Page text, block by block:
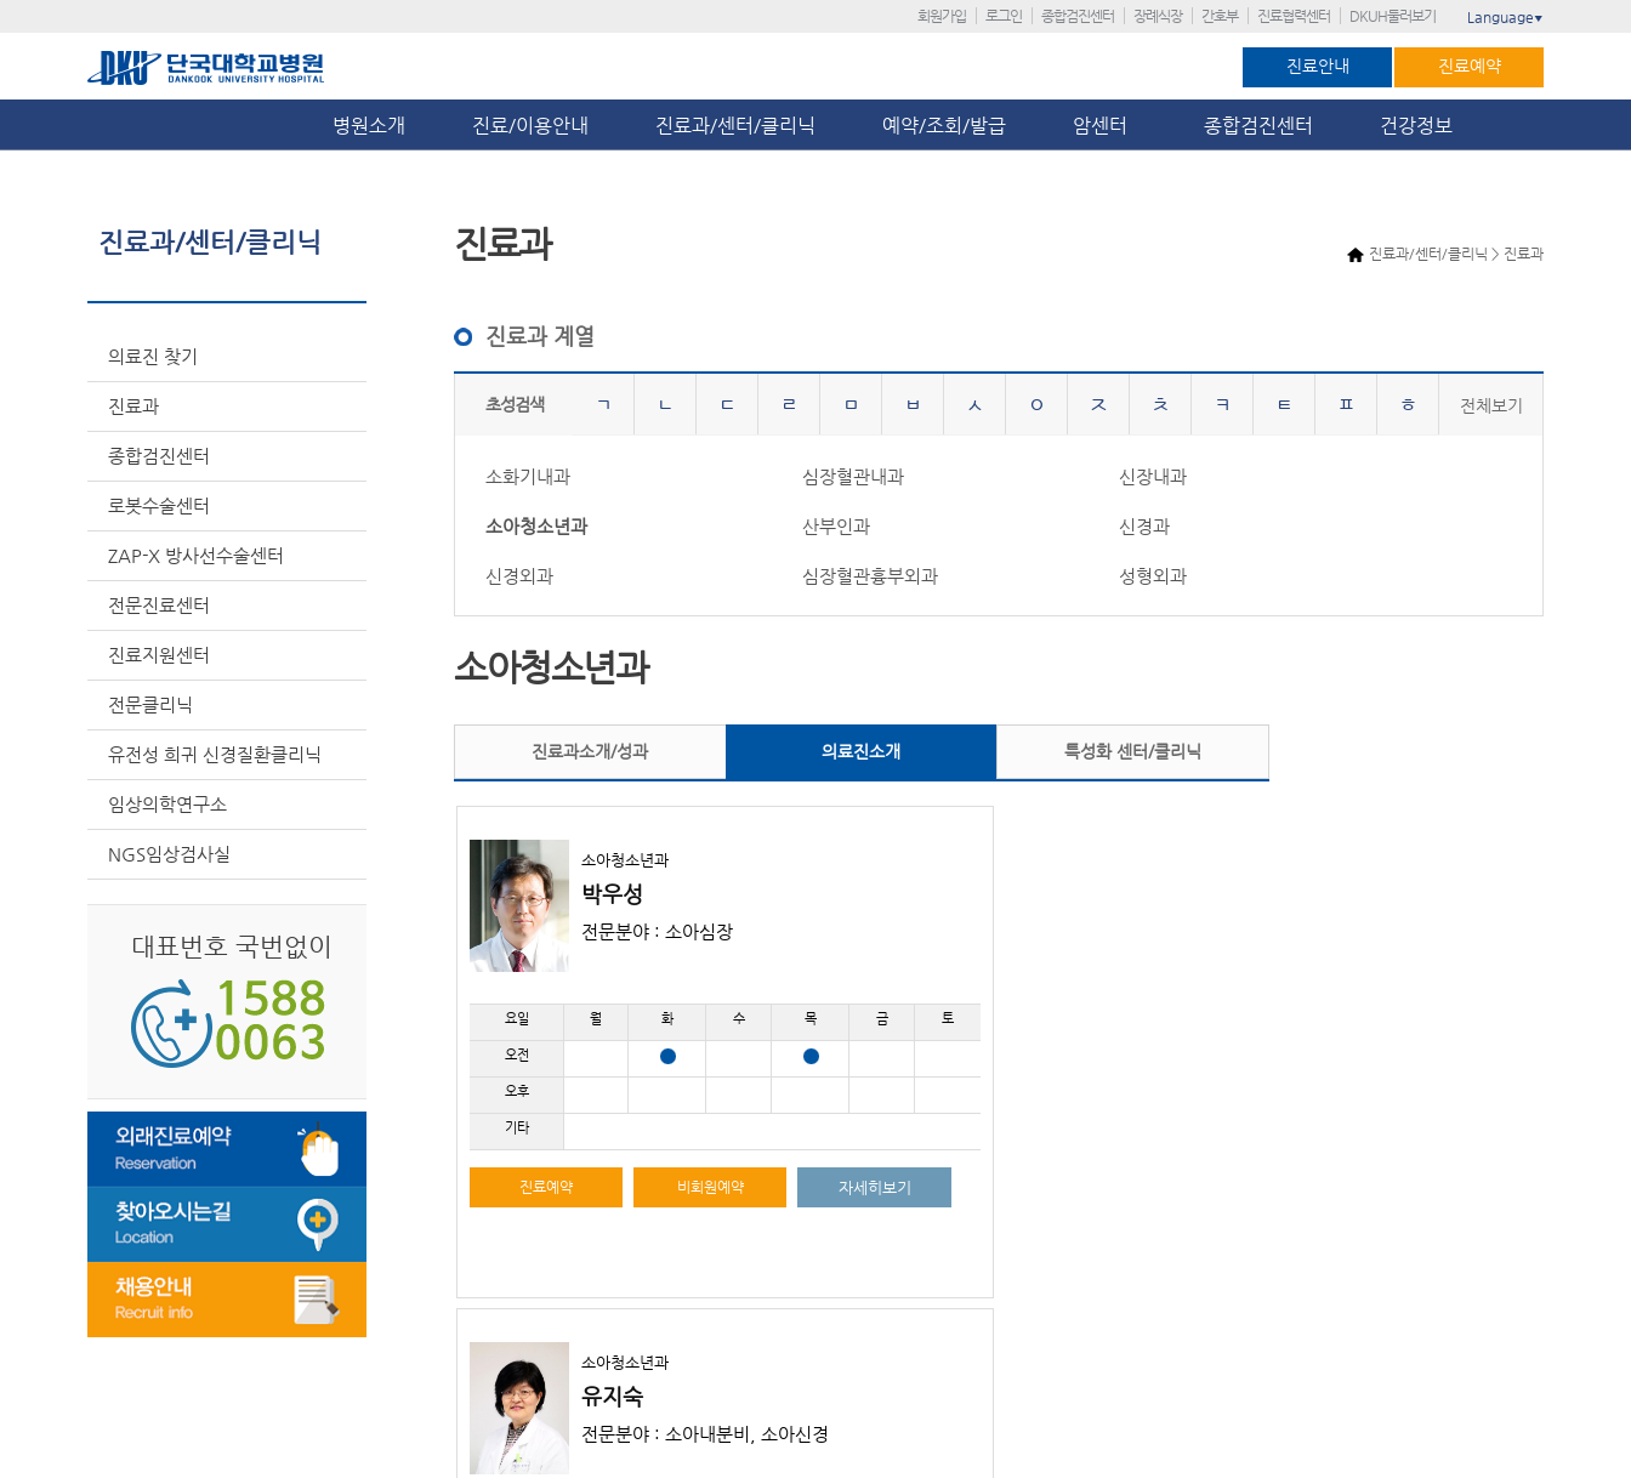
회원가입 로그인 종합검진센터 장례식장 간호부 진료협력센터 DKUH둘러보기 Language ▼
진료안내 진료예약
병원소개 진료/이용안내 진료과/센터/클리닉 예약/조회/발급 암센터 종합검진센터 건강정보
진료과/센터/클리닉
의료진 찾기
진료과
종합검진센터
로봇수술센터
ZAP-X 방사선수술센터
전문진료센터
진료지원센터
전문클리닉
유전성 희귀 신경질환클리닉
임상의학연구소
NGS임상검사실
대표번호 국번없이
진료과/센터/클리닉 > 진료과
진료과
진료과 계열
초성검색 ㄱ ㄴ ㄷ ㄹ ㅁ ㅂ ㅅ ㅇ ㅈ ㅊ ㅋ ㅌ ㅍ ㅎ 전체보기
소화기내과 심장혈관내과 신장내과
소아청소년과 산부인과 신경과
신경외과 심장혈관흉부외과 성형외과
소아청소년과
진료과소개/성과 의료진소개 특성화 센터/클리닉
소아청소년과
박우성
전문분야 : 소아심장
요일 월 화 수 목 금 토
오전
오후
기타
진료예약 비회원예약 자세히보기
소아청소년과
유지숙
전문분야 : 소아내분비, 소아신경